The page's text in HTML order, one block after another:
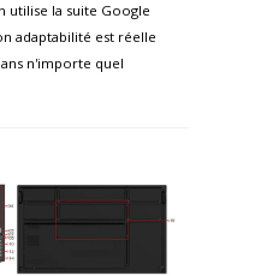
utilise la suite Google
adaptabilité est réelle
n'importe quel